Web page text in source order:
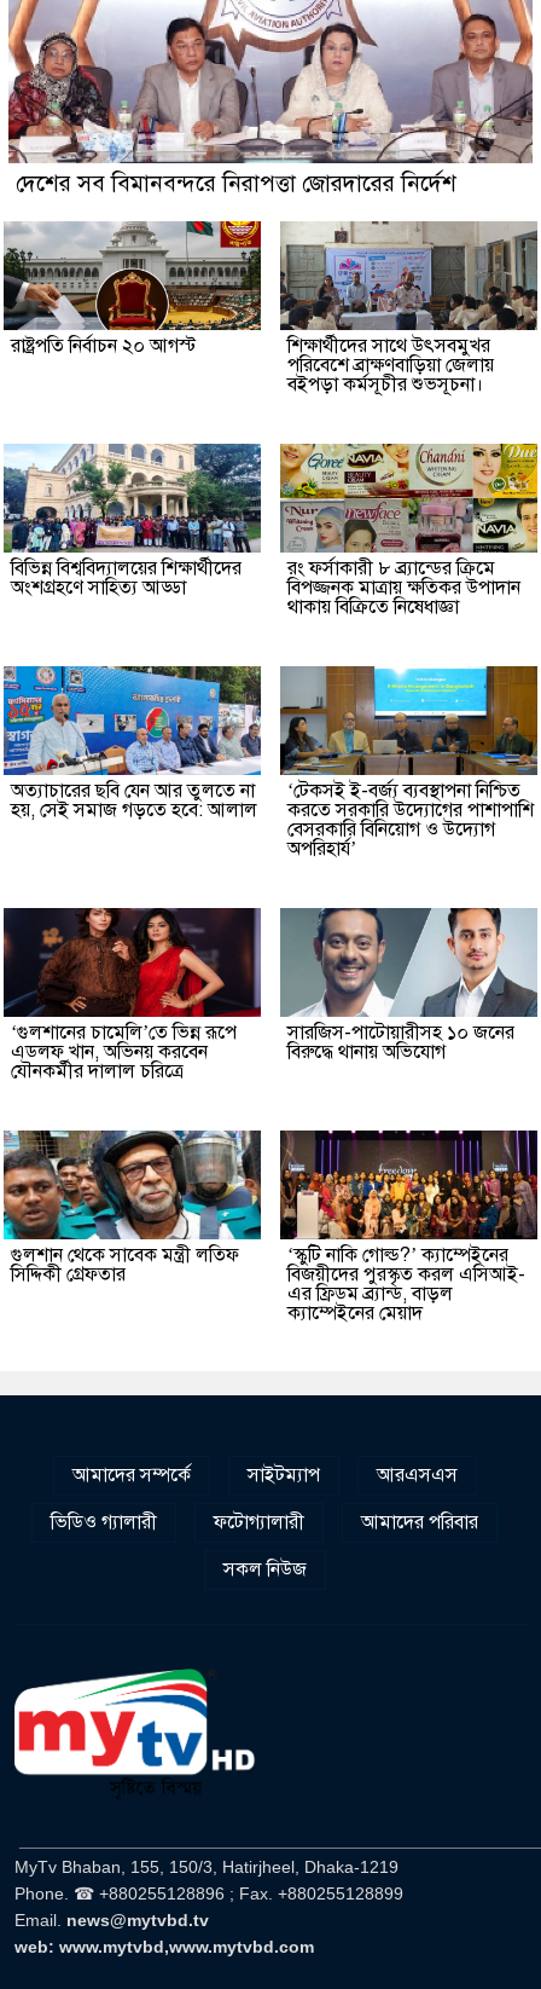
দেশের সব বিমানবন্দরে নিরাপত্তা জোরদারের নির্দেশ
রাষ্ট্রপতি নির্বাচন ২০ আগস্ট
শিক্ষার্থীদের সাথে উৎসবমুখর
পরিবেশে ব্রাক্ষণবাড়িয়া জেলায়
বইপড়া কর্মসূচীর শুভসূচনা।
বিভিন্ন বিশ্ববিদ্যালয়ের শিক্ষার্থীদের
অংশগ্রহণে সাহিত্য আড্ডা
রং ফর্সাকারী ৮ ব্র্যান্ডের ক্রিমে
বিপজ্জনক মাত্রায় ক্ষতিকর উপাদান
থাকায় বিক্রিতে নিষেধাজ্ঞা
অত্যাচারের ছবি যেন আর তুলতে না
হয়, সেই সমাজ গড়তে হবে: আলাল
‘টেকসই ই-বর্জ্য ব্যবস্থাপনা নিশ্চিত
করতে সরকারি উদ্যোগের পাশাপাশি
বেসরকারি বিনিয়োগ ও উদ্যোগ
অপরিহার্য’
‘গুলশানের চামেলি’তে ভিন্ন রূপে
এডলফ খান, অভিনয় করবেন
যৌনকর্মীর দালাল চরিত্রে
সারজিস-পাটোয়ারীসহ ১০ জনের
বিরুদ্ধে থানায় অভিযোগ
গুলশান থেকে সাবেক মন্ত্রী লতিফ
সিদ্দিকী গ্রেফতার
‘স্কুটি নাকি গোল্ড?’ ক্যাম্পেইনের
বিজয়ীদের পুরস্কৃত করল এসিআই-
এর ফ্রিডম ব্র্যান্ড, বাড়ল
ক্যাম্পেইনের মেয়াদ
আমাদের সম্পর্কে সাইটম্যাপ
আরএসএস
ভিডিও গ্যালারী
ফটোগ্যালারী
আমাদের পরিবার
সকল নিউজ
MyTv Bhaban, 155, 150/3, Hatirjheel, Dhaka-1219
Phone. ☎ +880255128896 ; Fax. +880255128899
Email. news@mytvbd.tv
web: www.mytvbd,www.mytvbd.com